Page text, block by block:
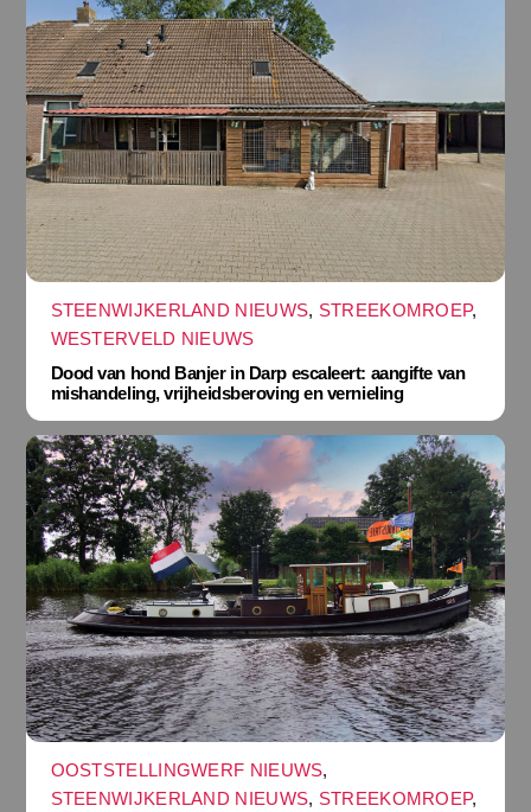
STEENWIJKERLAND NIEUWS, STREEKOMROEP,
WESTERVELD NIEUWS
Dood van hond Banjer in Darp escaleert: aangifte van
mishandeling, vrijheidsberoving en vernieling
OOSTSTELLINGWERF NIEUWS,
STEENWIJKERLAND NIEUWS, STREEKOMROEP,